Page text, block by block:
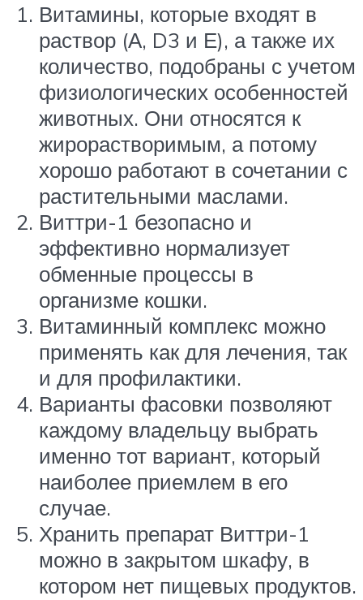
Витамины, которые входят в
раствор (А, D3 и Е), а также их
количество, подобраны с учетом
физиологических особенностей
животных. Они относятся к
жирорастворимым, а потому
хорошо работают в сочетании с
растительными маслами.
Виттри-1 безопасно и
эффективно нормализует
обменные процессы в
организме кошки.
Витаминный комплекс можно
применять как для лечения, так
и для профилактики.
Варианты фасовки позволяют
каждому владельцу выбрать
именно тот вариант, который
наиболее приемлем в его
случае.
Хранить препарат Виттри-1
можно в закрытом шкафу, в
котором нет пищевых продуктов.